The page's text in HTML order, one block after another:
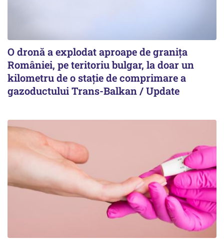
O dronă a explodat aproape de granița
României, pe teritoriu bulgar, la doar un
kilometru de o stație de comprimare a
gazoductului Trans-Balkan / Update